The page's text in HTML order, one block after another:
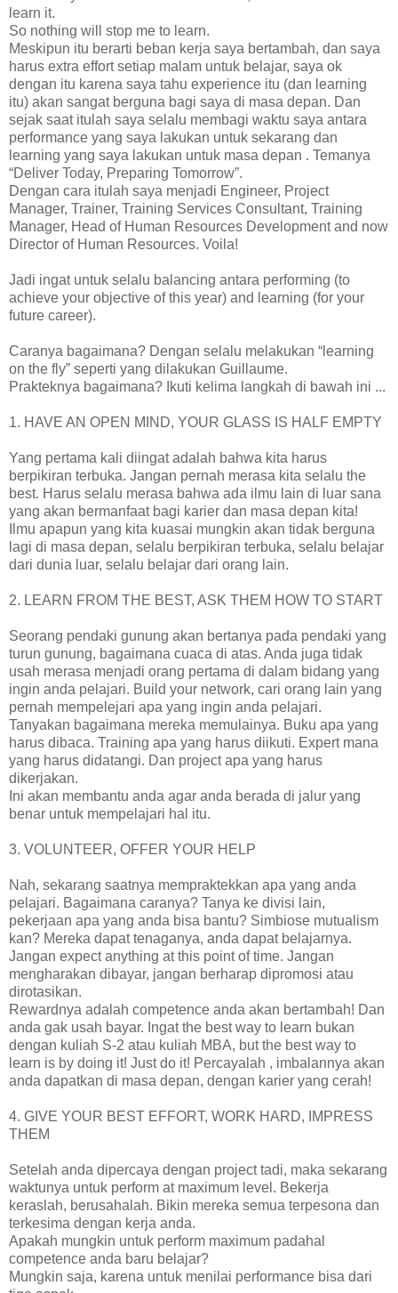
learn it.
So nothing will stop me to learn.
Meskipun itu berarti beban kerja saya bertambah, dan saya
harus extra effort setiap malam untuk belajar, saya ok
dengan itu karena saya tahu experience itu (dan learning
itu) akan sangat berguna bagi saya di masa depan. Dan
sejak saat itulah saya selalu membagi waktu saya antara
performance yang saya lakukan untuk sekarang dan
learning yang saya lakukan untuk masa depan . Temanya
“Deliver Today, Preparing Tomorrow”.
Dengan cara itulah saya menjadi Engineer, Project
Manager, Trainer, Training Services Consultant, Training
Manager, Head of Human Resources Development and now
Director of Human Resources. Voila!
Jadi ingat untuk selalu balancing antara performing (to
achieve your objective of this year) and learning (for your
future career).
Caranya bagaimana? Dengan selalu melakukan “learning
on the fly” seperti yang dilakukan Guillaume.
Prakteknya bagaimana? Ikuti kelima langkah di bawah ini ...
1. HAVE AN OPEN MIND, YOUR GLASS IS HALF EMPTY
Yang pertama kali diingat adalah bahwa kita harus
berpikiran terbuka. Jangan pernah merasa kita selalu the
best. Harus selalu merasa bahwa ada ilmu lain di luar sana
yang akan bermanfaat bagi karier dan masa depan kita!
Ilmu apapun yang kita kuasai mungkin akan tidak berguna
lagi di masa depan, selalu berpikiran terbuka, selalu belajar
dari dunia luar, selalu belajar dari orang lain.
2. LEARN FROM THE BEST, ASK THEM HOW TO START
Seorang pendaki gunung akan bertanya pada pendaki yang
turun gunung, bagaimana cuaca di atas. Anda juga tidak
usah merasa menjadi orang pertama di dalam bidang yang
ingin anda pelajari. Build your network, cari orang lain yang
pernah mempelejari apa yang ingin anda pelajari.
Tanyakan bagaimana mereka memulainya. Buku apa yang
harus dibaca. Training apa yang harus diikuti. Expert mana
yang harus didatangi. Dan project apa yang harus
dikerjakan.
Ini akan membantu anda agar anda berada di jalur yang
benar untuk mempelajari hal itu.
3. VOLUNTEER, OFFER YOUR HELP
Nah, sekarang saatnya mempraktekkan apa yang anda
pelajari. Bagaimana caranya? Tanya ke divisi lain,
pekerjaan apa yang anda bisa bantu? Simbiose mutualism
kan? Mereka dapat tenaganya, anda dapat belajarnya.
Jangan expect anything at this point of time. Jangan
mengharakan dibayar, jangan berharap dipromosi atau
dirotasikan.
Rewardnya adalah competence anda akan bertambah! Dan
anda gak usah bayar. Ingat the best way to learn bukan
dengan kuliah S-2 atau kuliah MBA, but the best way to
learn is by doing it! Just do it! Percayalah , imbalannya akan
anda dapatkan di masa depan, dengan karier yang cerah!
4. GIVE YOUR BEST EFFORT, WORK HARD, IMPRESS
THEM
Setelah anda dipercaya dengan project tadi, maka sekarang
waktunya untuk perform at maximum level. Bekerja
keraslah, berusahalah. Bikin mereka semua terpesona dan
terkesima dengan kerja anda.
Apakah mungkin untuk perform maximum padahal
competence anda baru belajar?
Mungkin saja, karena untuk menilai performance bisa dari